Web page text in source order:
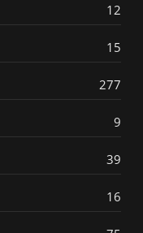
12
15
277
9
39
16